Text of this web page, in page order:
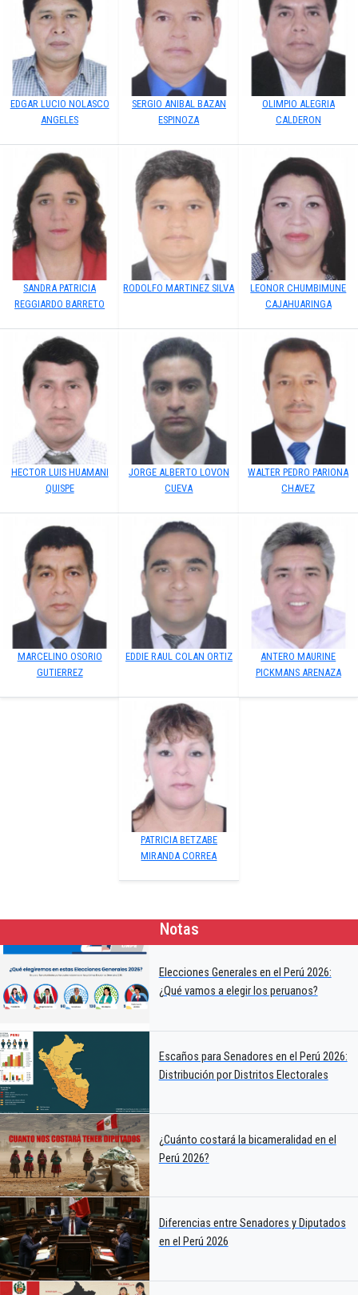
EDGAR LUCIO NOLASCO
ANGELES
SERGIO ANIBAL BAZAN
ESPINOZA
OLIMPIO ALEGRIA
CALDERON
SANDRA PATRICIA
REGGIARDO BARRETO
RODOLFO MARTINEZ SILVA
LEONOR CHUMBIMUNE
CAJAHUARINGA
HECTOR LUIS HUAMANI
QUISPE
JORGE ALBERTO LOVON
CUEVA
WALTER PEDRO PARIONA
CHAVEZ
MARCELINO OSORIO
GUTIERREZ
EDDIE RAUL COLAN ORTIZ
ANTERO MAURINE
PICKMANS ARENAZA
PATRICIA BETZABE
MIRANDA CORREA
Notas
Elecciones Generales en el Perú 2026:
¿Qué vamos a elegir los peruanos?
Escaños para Senadores en el Perú 2026:
Distribución por Distritos Electorales
¿Cuánto costará la bicameralidad en el
Perú 2026?
Diferencias entre Senadores y Diputados
en el Perú 2026